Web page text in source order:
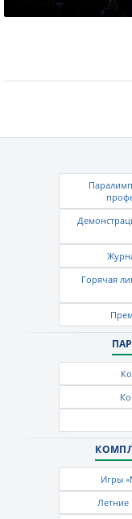
Горячая
Игры
Летние